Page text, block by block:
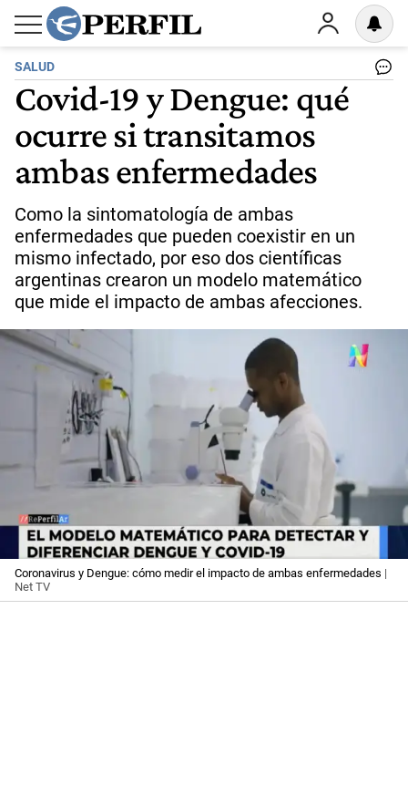
SALUD
Covid-19 y Dengue: qué
ocurre si transitamos
ambas enfermedades
Como la sintomatología de ambas
enfermedades que pueden coexistir en un
mismo infectado, por eso dos científicas
argentinas crearon un modelo matemático
que mide el impacto de ambas afecciones.
Coronavirus y Dengue: cómo medir el impacto de ambas enfermedades |
Net TV